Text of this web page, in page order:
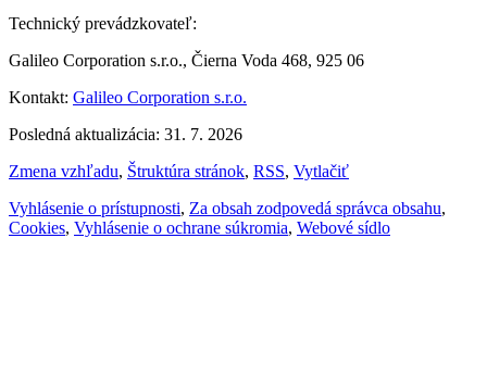
Technický prevádzkovateľ:
Galileo Corporation s.r.o., Čierna Voda 468, 925 06
Kontakt: Galileo Corporation s.r.o.
Posledná aktualizácia: 31. 7. 2026
Zmena vzhľadu, Štruktúra stránok, RSS, Vytlačiť
Vyhlásenie o prístupnosti, Za obsah zodpovedá správca obsahu,
Cookies, Vyhlásenie o ochrane súkromia, Webové sídlo